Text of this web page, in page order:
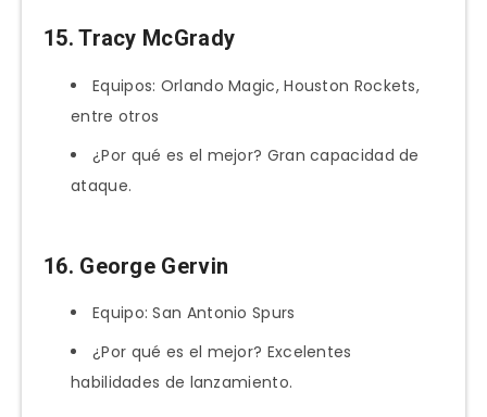
15. Tracy McGrady
Equipos: Orlando Magic, Houston Rockets,
entre otros
¿Por qué es el mejor? Gran capacidad de
ataque.
16. George Gervin
Equipo: San Antonio Spurs
¿Por qué es el mejor? Excelentes
habilidades de lanzamiento.